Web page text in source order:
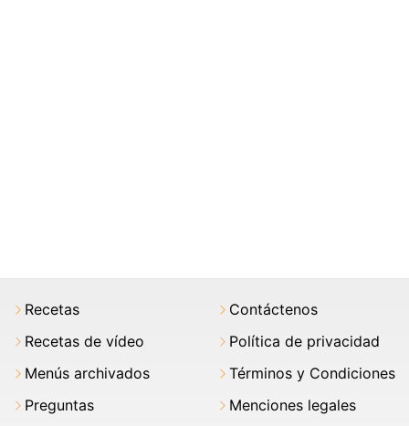
Recetas
Recetas de vídeo
Menús archivados
Preguntas
Contáctenos
Política de privacidad
Términos y Condiciones
Menciones legales